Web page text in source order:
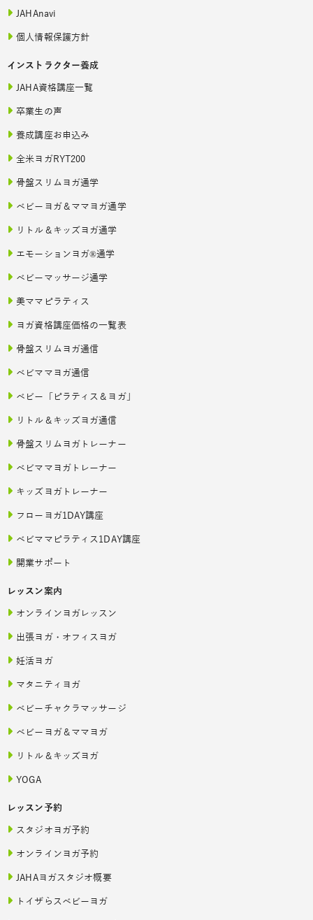
JAHAnavi
個人情報保護方針
インストラクター養成
JAHA資格講座一覧
卒業生の声
養成講座お申込み
全米ヨガRYT200
骨盤スリムヨガ通学
ベビーヨガ＆ママヨガ通学
リトル＆キッズヨガ通学
エモーションヨガ®通学
ベビーマッサージ通学
美ママピラティス
ヨガ資格講座価格の一覧表
骨盤スリムヨガ通信
ベビママヨガ通信
ベビー「ピラティス＆ヨガ」
リトル＆キッズヨガ通信
骨盤スリムヨガトレーナー
ベビママヨガトレーナー
キッズヨガトレーナー
フローヨガ1DAY講座
ベビママピラティス1DAY講座
開業サポート
レッスン案内
オンラインヨガレッスン
出張ヨガ・オフィスヨガ
妊活ヨガ
マタニティヨガ
ベビーチャクラマッサージ
ベビーヨガ＆ママヨガ
リトル＆キッズヨガ
YOGA
レッスン予約
スタジオヨガ予約
オンラインヨガ予約
JAHAヨガスタジオ概要
トイザらスベビーヨガ